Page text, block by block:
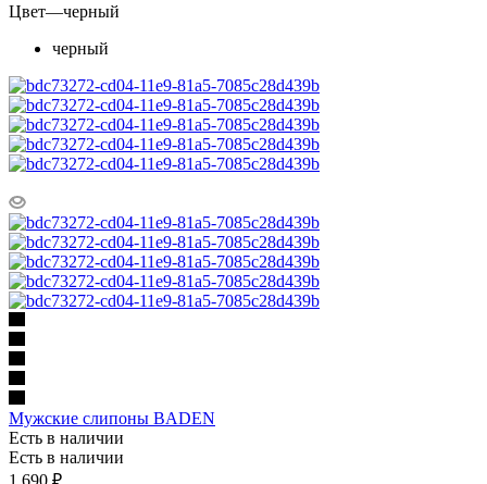
Цвет—черный
черный
Мужские слипоны BADEN
Есть в наличии
Есть в наличии
1 690 ₽